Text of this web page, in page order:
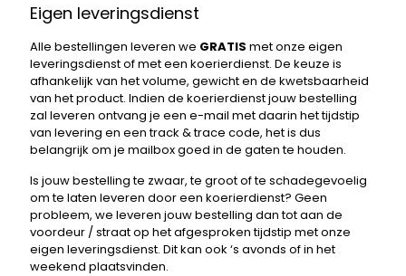
Eigen leveringsdienst
Alle bestellingen leveren we GRATIS met onze eigen
leveringsdienst of met een koerierdienst. De keuze is
afhankelijk van het volume, gewicht en de kwetsbaarheid
van het product. Indien de koerierdienst jouw bestelling
zal leveren ontvang je een e-mail met daarin het tijdstip
van levering en een track & trace code, het is dus
belangrijk om je mailbox goed in de gaten te houden.
Is jouw bestelling te zwaar, te groot of te schadegevoelig
om te laten leveren door een koerierdienst? Geen
probleem, we leveren jouw bestelling dan tot aan de
voordeur / straat op het afgesproken tijdstip met onze
eigen leveringsdienst. Dit kan ook ‘s avonds of in het
weekend plaatsvinden.